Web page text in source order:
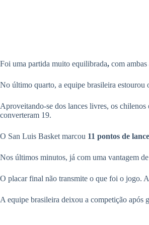
Foi uma partida muito equilibrada, com
No último quarto, a equipe brasileira
Aproveitando-se dos lances livres, os
converteram 19.
O San Luis Basket marcou 11 pontos de
Nos últimos minutos, já com uma vantagem
O placar final não transmite o que foi o jogo.
A equipe brasileira deixou a competição após